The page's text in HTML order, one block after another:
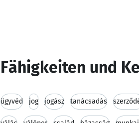
Fähigkeiten und
ügyvéd jog jogász tanácsadás